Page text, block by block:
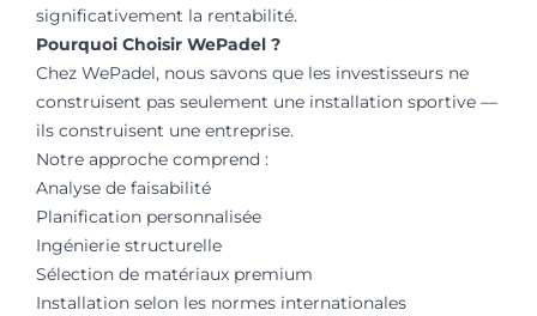
significativement la rentabilité.
Pourquoi Choisir WePadel ?
Chez WePadel, nous savons que les investisseurs ne
construisent pas seulement une installation sportive —
ils construisent une entreprise.
Notre approche comprend :
Analyse de faisabilité
Planification personnalisée
Ingénierie structurelle
Sélection de matériaux premium
Installation selon les normes internationales